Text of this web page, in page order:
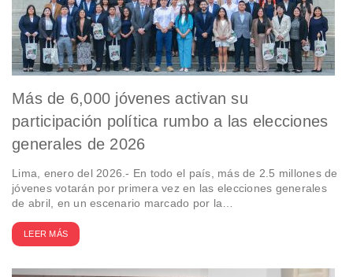
Más de 6,000 jóvenes activan su
participación política rumbo a las elecciones
generales de 2026
Lima, enero del 2026.- En todo el país, más de 2.5 millones de
jóvenes votarán por primera vez en las elecciones generales
de abril, en un escenario marcado por la…
LEER MÁS